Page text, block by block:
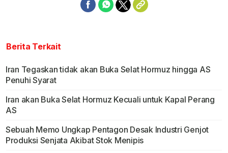
Berita Terkait
Iran Tegaskan tidak akan Buka Selat Hormuz hingga AS
Penuhi Syarat
Iran akan Buka Selat Hormuz Kecuali untuk Kapal Perang
AS
Sebuah Memo Ungkap Pentagon Desak Industri Genjot
Produksi Senjata Akibat Stok Menipis